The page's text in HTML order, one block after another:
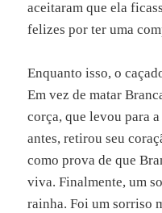
aceitaram que ela
felizes por ter uma
Enquanto isso, o
Em vez de matar
corça, que levou para
antes, retirou seu
como prova de que
viva. Finalmente, um
rainha. Foi um sorriso